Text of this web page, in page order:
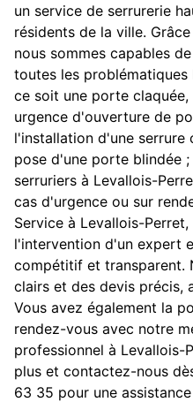
un service de serrurerie
résidents de la ville.
nous sommes capables
toutes les problématiques
ce soit une porte claquée,
urgence d'ouverture de
l'installation d'une serrure
pose d'une porte blindée
serruriers à Levallois-
cas d'urgence ou sur
Service à Levallois-
l'intervention d'un expert
compétitif et transparent.
clairs et des devis précis,
Vous avez également la
rendez-vous avec notre
professionnel à Levallois-
plus et contactez-nous
63 35 pour une